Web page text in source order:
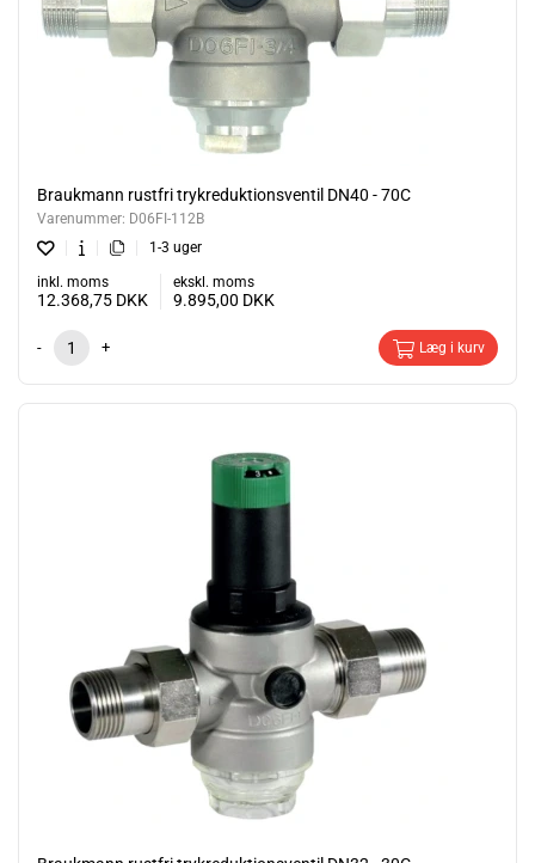
Braukmann rustfri trykreduktionsventil DN40 - 70C
Varenummer: D06FI-112B
1-3 uger
inkl. moms
12.368,75 DKK
ekskl. moms
9.895,00 DKK
- + Læg i kurv